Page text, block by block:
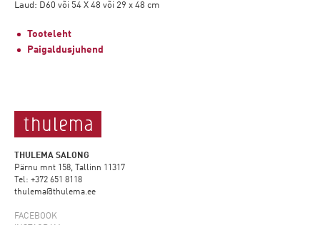
Laud: D60 või 54 X 48 või 29 x 48 cm
Tooteleht
Paigaldusjuhend
THULEMA SALONG
Pärnu mnt 158, Tallinn 11317
Tel: +372 651 8118
thulema@thulema.ee
FACEBOOK